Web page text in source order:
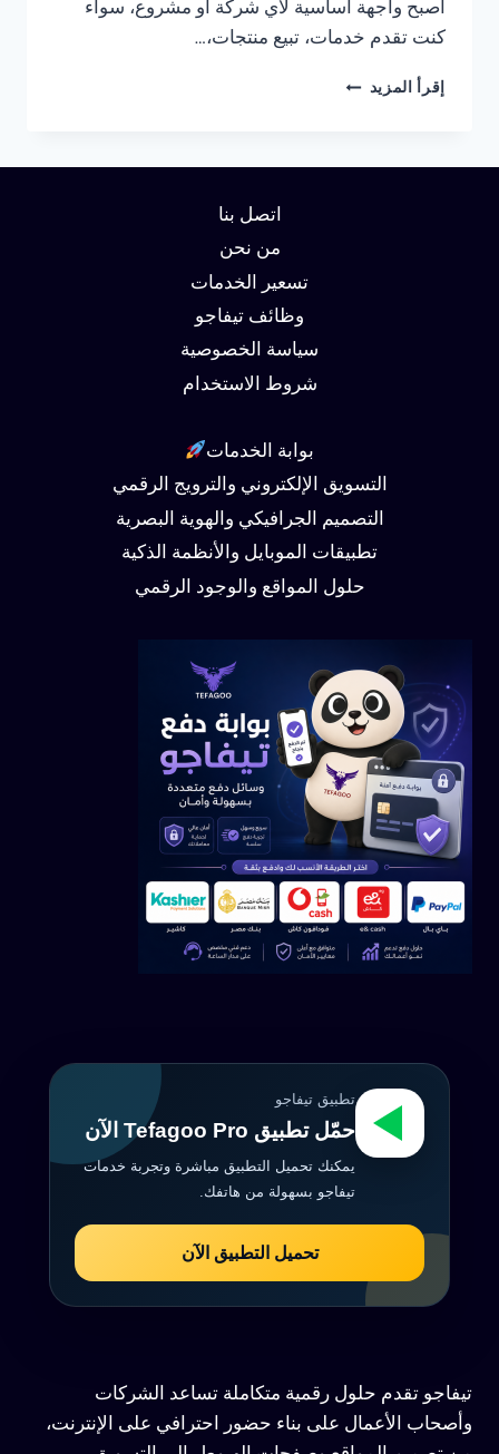
أصبح واجهة أساسية لأي شركة أو مشروع، سواء
كنت تقدم خدمات، تبيع منتجات،…
إقرأ المزيد شركة
اتصل بنا
من نحن
تسعير الخدمات
وظائف تيفاجو
سياسة الخصوصية
شروط الاستخدام
بوابة الخدمات
التسويق الإلكتروني والترويج الرقمي
التصميم الجرافيكي والهوية البصرية
تطبيقات الموبايل والأنظمة الذكية
حلول المواقع والوجود الرقمي
تطبيق تيفاجو
حمّل تطبيق Tefagoo Pro الآن
يمكنك تحميل التطبيق مباشرة وتجربة خدمات
تيفاجو بسهولة من هاتفك.
تحميل التطبيق الآن
تيفاجو تقدم حلول رقمية متكاملة تساعد الشركات
وأصحاب الأعمال على بناء حضور احترافي على الإنترنت،